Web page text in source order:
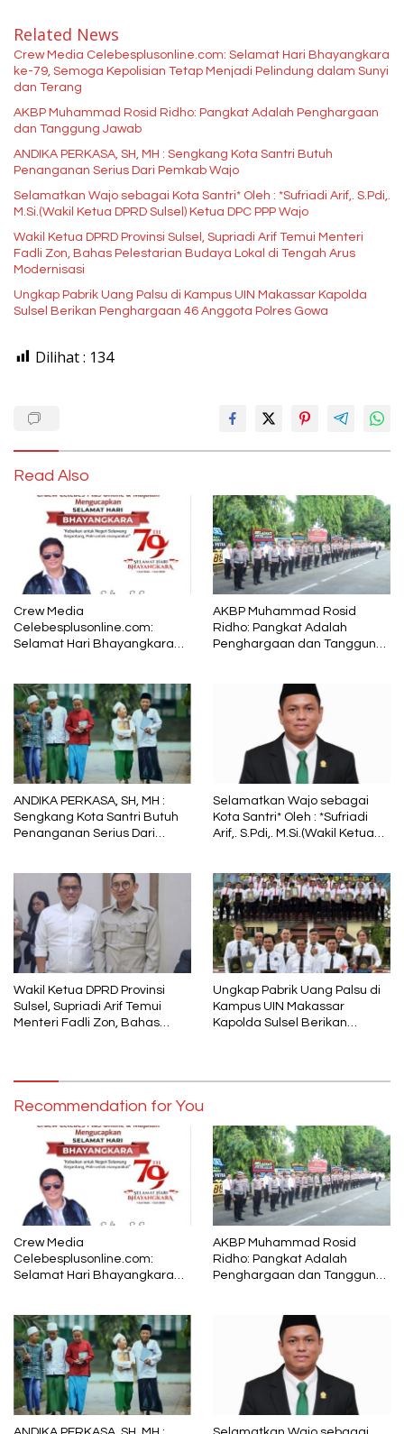
Related News
Crew Media Celebesplusonline.com: Selamat Hari Bhayangkara
ke-79, Semoga Kepolisian Tetap Menjadi Pelindung dalam Sunyi
dan Terang
AKBP Muhammad Rosid Ridho: Pangkat Adalah Penghargaan
dan Tanggung Jawab
ANDIKA PERKASA, SH, MH : Sengkang Kota Santri Butuh
Penanganan Serius Dari Pemkab Wajo
Selamatkan Wajo sebagai Kota Santri* Oleh : *Sufriadi Arif,. S.Pdi,.
M.Si.(Wakil Ketua DPRD Sulsel) Ketua DPC PPP Wajo
Wakil Ketua DPRD Provinsi Sulsel, Supriadi Arif Temui Menteri
Fadli Zon, Bahas Pelestarian Budaya Lokal di Tengah Arus
Modernisasi
Ungkap Pabrik Uang Palsu di Kampus UIN Makassar Kapolda
Sulsel Berikan Penghargaan 46 Anggota Polres Gowa
Dilihat : 134
Read Also
Crew Media
Celebesplusonline.com:
Selamat Hari Bhayangkara
dalam Sunyi dan Terang
AKBP Muhammad Rosid
Ridho: Pangkat Adalah
Penghargaan dan Tanggung
ANDIKA PERKASA, SH, MH :
Sengkang Kota Santri Butuh
Penanganan Serius Dari
Selamatkan Wajo sebagai
Kota Santri* Oleh : *Sufriadi
Arif,. S.Pdi,. M.Si.(Wakil Ketua
Wakil Ketua DPRD Provinsi
Sulsel, Supriadi Arif Temui
Menteri Fadli Zon, Bahas
Ungkap Pabrik Uang Palsu di
Kampus UIN Makassar
Kapolda Sulsel Berikan
Recommendation for You
Crew Media
Celebesplusonline.com:
Selamat Hari Bhayangkara
dalam Sunyi dan Terang
AKBP Muhammad Rosid
Ridho: Pangkat Adalah
Penghargaan dan Tanggung